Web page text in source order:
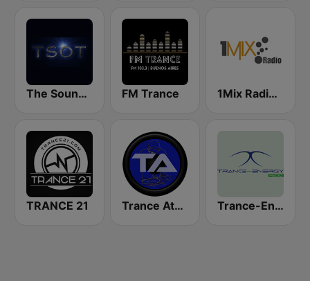
The Sound Of Trance FM Trance 1Mix Radio - EDM
TRANCE 21 Trance Athena Trance-Energy Radio